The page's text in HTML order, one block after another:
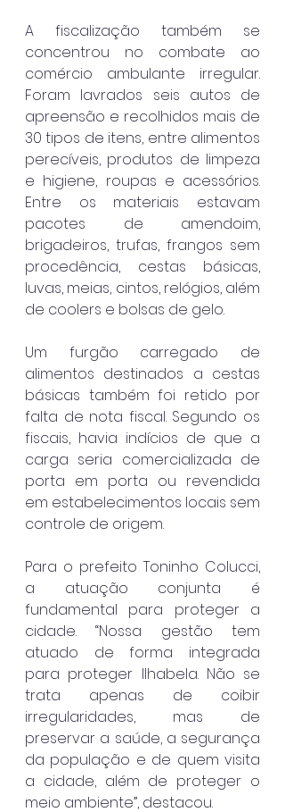
A fiscalização também se
concentrou no combate ao
comércio ambulante irregular.
Foram lavrados seis autos de
apreensão e recolhidos mais de
30 tipos de itens, entre alimentos
perecíveis, produtos de limpeza
e higiene, roupas e acessórios.
Entre os materiais estavam
pacotes de amendoim,
brigadeiros, trufas, frangos sem
procedência, cestas básicas,
luvas, meias, cintos, relógios, além
de coolers e bolsas de gelo.
Um furgão carregado de
alimentos destinados a cestas
básicas também foi retido por
falta de nota fiscal. Segundo os
fiscais, havia indícios de que a
carga seria comercializada de
porta em porta ou revendida
em estabelecimentos locais sem
controle de origem.
Para o prefeito Toninho Colucci,
a atuação conjunta é
fundamental para proteger a
cidade. “Nossa gestão tem
atuado de forma integrada
para proteger Ilhabela. Não se
trata apenas de coibir
irregularidades, mas de
preservar a saúde, a segurança
da população e de quem visita
a cidade, além de proteger o
meio ambiente”, destacou.